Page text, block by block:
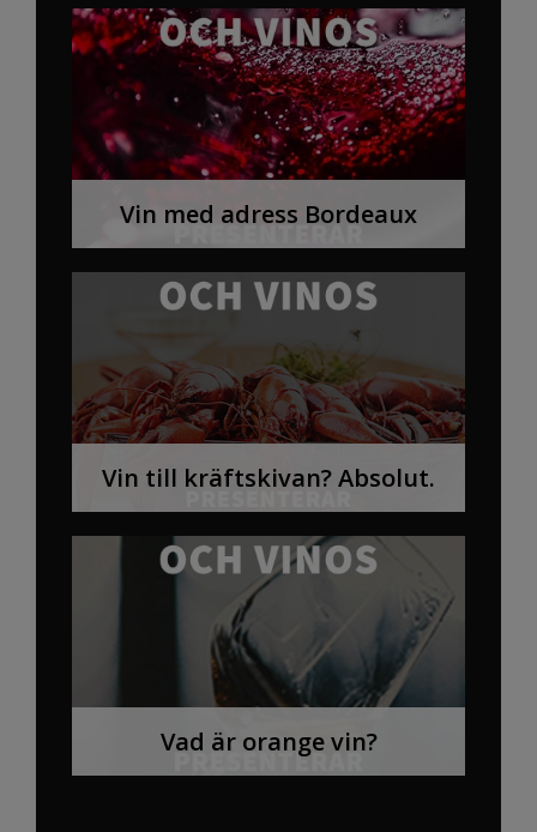
Vin med adress Bordeaux
Vin till kräftskivan? Absolut.
Vad är orange vin?